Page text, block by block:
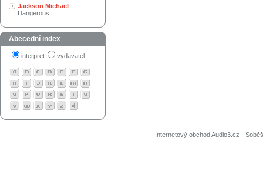
Jackson Michael
Dangerous
Abecední index
interpret vydavatel
Internetový obchod Audio3.cz -